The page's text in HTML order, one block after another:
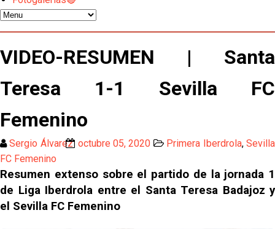
Los contratiempos para García Plaza por la mala
gestión de un inválido Consejo
Atlético y Getafe agitan el mercado de LaLiga
Luis García Plaza: No sufrir ya es un paso adelante
El Sevilla FC plantea ampliar hasta cinco fichajes
más antes del cierre
Djibril Sow pone rumbo a Italia para firmar su nuevo
contrato con el Genoa
VIDEO-RESUMEN | Santa
Teresa 1-1 Sevilla FC
Femenino
Sergio Álvarez octubre 05, 2020 Primera Iberdrola,Sevilla
FC Femenino
Resumen extenso sobre el partido de la jornada 1
de Liga Iberdrola entre el Santa Teresa Badajoz y
el Sevilla FC Femenino